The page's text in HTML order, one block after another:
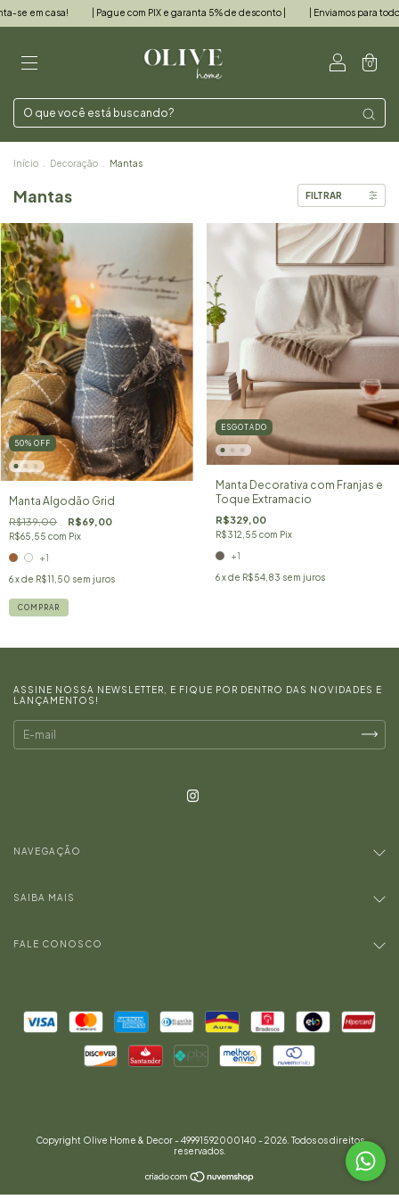
se em casa! | Pague com PIX e garanta 5% de desconto | | Enviamos para todo
0
Início Decoração Mantas
Mantas FILTRAR
50% OFF
Manta Algodão Grid
R$139,00 R$69,00
R$65,55 com Pix
+1
6x de R$11,50 sem juros
COMPRAR
ESGOTADO
Manta Decorativa com Franjas e
Toque Extramacio
R$329,00
R$312,55 com Pix
+1
6 x de R$54,83 sem juros
ASSINE NOSSA NEWSLETTER, E FIQUE POR DENTRO DAS NOVIDADES E
LANÇAMENTOS!
NAVEGAÇÃO
SAIBA MAIS
FALE CONOSCO
Copyright Olive Home & Decor - 49991592000140 - 2026. Todos os direitos
reservados.